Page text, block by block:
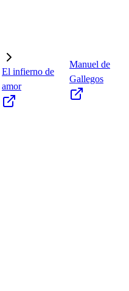
El infierno de
amor
Manuel de
Gallegos